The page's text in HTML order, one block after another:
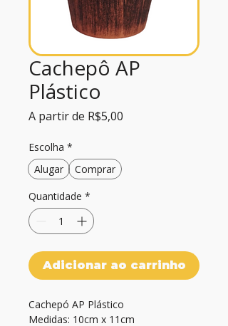
Cachepô AP
Plástico
A partir de R$5,00
Escolha *
Alugar
Comprar
Quantidade *
Adicionar ao carrinho
Cachepó AP Plástico
Medidas: 10cm x 11cm